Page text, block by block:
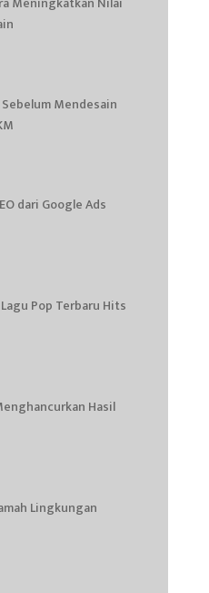
Mendesain
dari Google Ads
Pop Terbaru Hits
Hasil
Lingkungan